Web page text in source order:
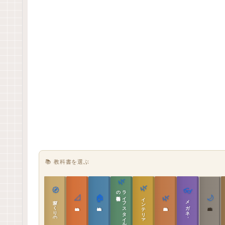
📚 教科書を選ぶ
🧭
家づくりの教科書 📐
実施設計の教科書
🏠
性能設計の教科書
🌿
ラ
イ
フ
ス
タ
イ
ル
の
教科書 🌿
インテリア設計 🌿
敷地設計の教科書
👓
メガネ｜転職 🌙
建築思想の教科書